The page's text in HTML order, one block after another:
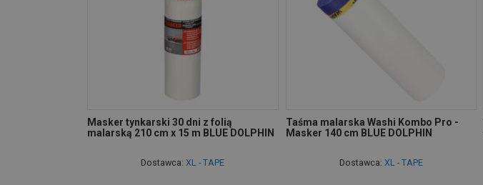
Masker tynkarski 30 dni z folią
malarską 210 cm x 15 m BLUE DOLPHIN
Dostawca:XL - TAPE
Taśma malarska Washi Kombo Pro -
Masker 140 cm BLUE DOLPHIN
Dostawca: XL - TAPE